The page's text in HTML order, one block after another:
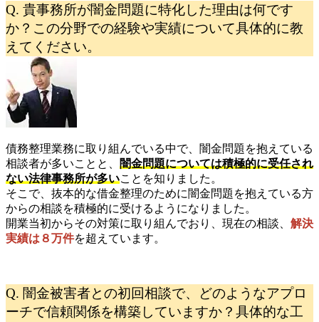
Q. 貴事務所が闇金問題に特化した理由は何です
か？この分野での経験や実績について具体的に教
えてください。
債務整理業務に取り組んでいる中で、闇金問題を抱えている
相談者が多いことと、 闇金問題については積極的に受任され
ない法律事務所が多いことを知りました。
そこで、抜本的な借金整理のために闇金問題を抱えている方
からの相談を積極的に受けるようになりました。
開業当初からその対策に取り組んでおり、現在の相談、 解決
実績は８万件を超えています。
Q. 闇金被害者との初回相談で、どのようなアプロ
ーチで信頼関係を構築していますか？具体的な工